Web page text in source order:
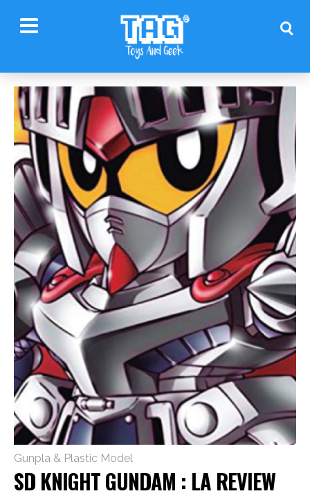
Gunpla & Plastic Model
SD KNIGHT GUNDAM : LA REVIEW